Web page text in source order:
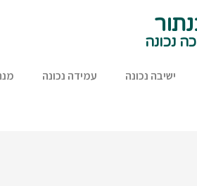
נכונה
ישיבה נכונה עמידה נכונה